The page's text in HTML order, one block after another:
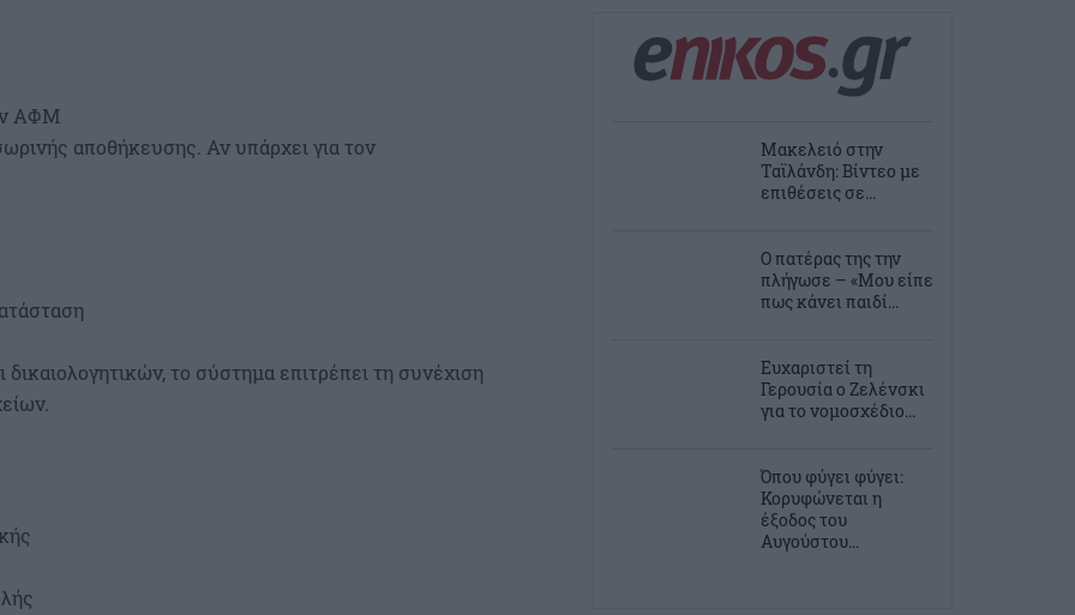
ΑΦΜ
αποθήκευσης. Αν υπάρχει για τον
το σύστημα επιτρέπει τη συνέχιση
Μακελειό στην
Ταϊλάνδη: Βίντεο με
επιθέσεις σε...
Ο πατέρας της την
πλήγωσε – «Μου είπε
πως κάνει παιδί...
Ευχαριστεί τη
Γερουσία ο Ζελένσκι
για το νομοσχέδιο...
Όπου φύγει φύγει:
Κορυφώνεται η
έξοδος του
Αυγούστου...